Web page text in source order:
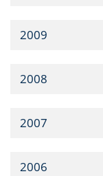
2009
2008
2007
2006